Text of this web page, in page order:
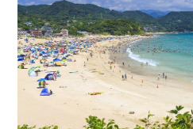
海
温泉
池・滝・川